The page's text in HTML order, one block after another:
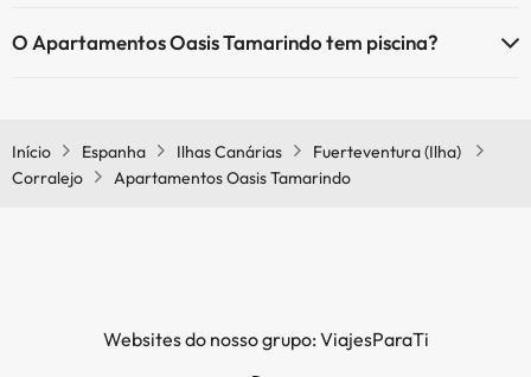
O Apartamentos Oasis Tamarindo tem piscina?
Piscina (verão)
Início Espanha Ilhas Canárias
Fuerteventura (Ilha)
Corralejo
Apartamentos Oasis Tamarindo
Websites do nosso grupo: ViajesParaTi